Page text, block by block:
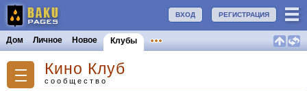
РЕГИСТРАЦИЯ
ВХОД
Дом Личное Новое Клубы
Кино Клуб
сообщество